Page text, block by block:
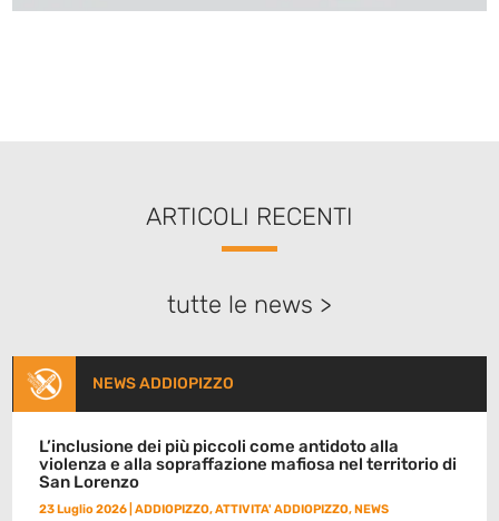
ARTICOLI RECENTI
tutte le news >
NEWS ADDIOPIZZO
L’inclusione dei più piccoli come antidoto alla
violenza e alla sopraffazione mafiosa nel territorio di
San Lorenzo
23 Luglio 2026 |ADDIOPIZZO,ATTIVITA' ADDIOPIZZO,NEWS